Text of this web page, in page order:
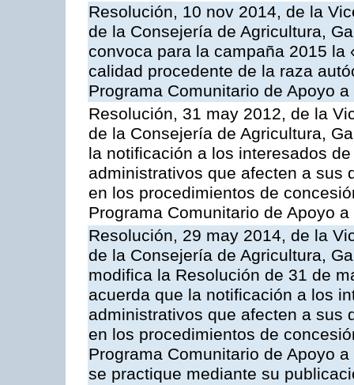
Resolución, 10 nov 2014, de la
de la Consejería de Agricultura,
convoca para la campaña 2015
calidad procedente de la raza
Programa Comunitario de Apoyo
Resolución, 31 may 2012, de la
de la Consejería de Agricultura,
la notificación a los interesados
administrativos que afecten a sus
en los procedimientos de
Programa Comunitario de Apoyo
Resolución, 29 may 2014, de la
de la Consejería de Agricultura,
modifica la Resolución de 31 de
acuerda que la notificación a los
administrativos que afecten a sus
en los procedimientos de
Programa Comunitario de Apoyo
se practique mediante su